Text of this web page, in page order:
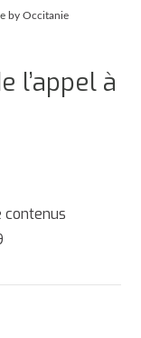
by Occitanie
l’appel à
contenus